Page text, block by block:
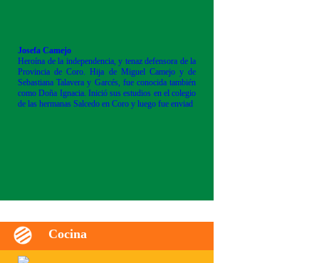
Josefa Camejo
Heroína de la independencia, y tenaz defensora de la
Provincia de Coro. Hija de Miguel Camejo y de
Sebastiana Talavera y Garcés, fue conocida también
como Doña Ignacia. Inició sus estudios en el colegio
de las hermanas Salcedo en Coro y luego fue enviad
Cocina